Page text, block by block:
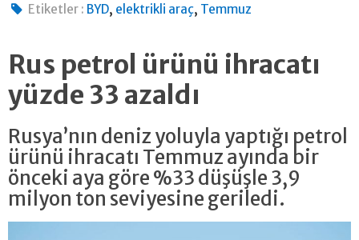
Etiketler : BYD, elektrikli araç, Temmuz
Rus petrol ürünü ihracatı
yüzde 33 azaldı
Rusya’nın deniz yoluyla yaptığı petrol
ürünü ihracatı Temmuz ayında bir
önceki aya göre %33 düşüşle 3,9
milyon ton seviyesine geriledi.